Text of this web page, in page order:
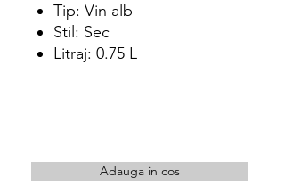
Tip: Vin alb
Stil: Sec
Litraj: 0.75 L
Adauga in cos